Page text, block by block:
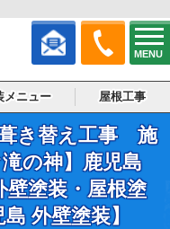
MENU
メニュー 屋根工事
き替え工事 施
の神】鹿児島
壁塗装・屋根塗
外壁塗装】